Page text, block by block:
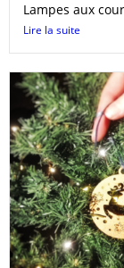
Lampes aux
Lire la suite